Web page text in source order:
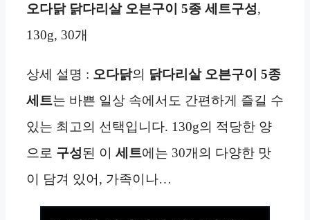
오다닭 닭다리살 오븐구이 5종 세트구성,
130g, 30개
상세 설명 : 오다닭의 닭다리살 오븐구이 5종
세트는 바쁜 일상 속에서도 간편하게 즐길 수
있는 최고의 선택입니다. 130g의 적당한 양
으로 구성된 이 세트에는 30개의 다양한 맛
이 담겨 있어, 가족이나…